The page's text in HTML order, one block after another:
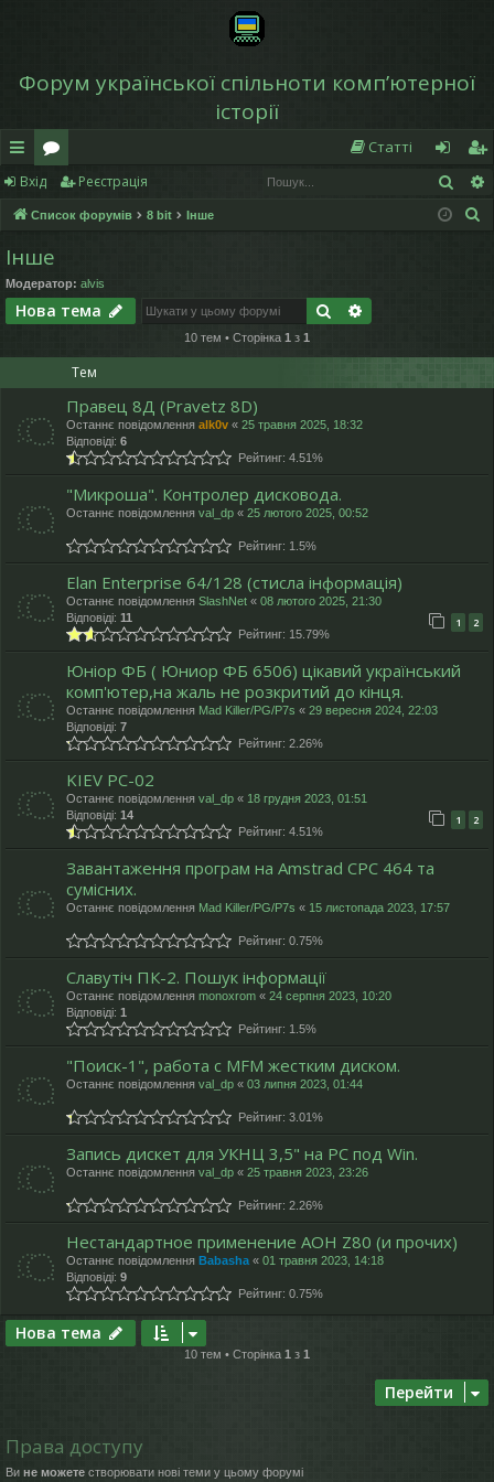
Форум української спільноти компʼютерної
історії
в
и
дк
и
й
ту
п
о
ру
м
и
Статті
хі
д
еє
ст
Вхід Реєстрація
Список форумів 8 bit Інше
Інше
Модератор: alvis
Нова тема Пошук
10 тем • Сторінка 1 з 1
Тем
Правец 8Д (Pravetz 8D)
Останнє повідомлення alk0v « 25 травня 2025, 18:32
Відповіді: 6
Рейтинг: 4.51%
"Микроша". Контролер дисковода.
Останнє повідомлення val_dp « 25 лютого 2025, 00:52
Рейтинг: 1.5%
Elan Enterprise 64/128 (стисла інформація)
Останнє повідомлення SlashNet « 08 лютого 2025, 21:30
Відповіді: 11 1 2
Рейтинг: 15.79%
Юніор ФБ ( Юниор ФБ 6506) цікавий український
комп'ютер,на жаль не розкритий до кінця.
Останнє повідомлення Mad Killer/PG/P7s « 29 вересня 2024, 22:03
Відповіді: 7
Рейтинг: 2.26%
KIEV PC-02
Останнє повідомлення val_dp « 18 грудня 2023, 01:51
Відповіді: 14 1 2
Рейтинг: 4.51%
Завантаження програм на Amstrad CPC 464 та
сумісних.
Останнє повідомлення Mad Killer/PG/P7s « 15 листопада 2023, 17:57
Рейтинг: 0.75%
Славутіч ПК-2. Пошук інформації
Останнє повідомлення monoxrom « 24 серпня 2023, 10:20
Відповіді: 1
Рейтинг: 1.5%
"Поиск-1", работа с MFM жестким диском.
Останнє повідомлення val_dp « 03 липня 2023, 01:44
Рейтинг: 3.01%
Запись дискет для УКНЦ 3,5" на PC под Win.
Останнє повідомлення val_dp « 25 травня 2023, 23:26
Рейтинг: 2.26%
Нестандартное применение АОН Z80 (и прочих)
Останнє повідомлення Babasha « 01 травня 2023, 14:18
Відповіді: 9
Рейтинг: 0.75%
Нова тема
10 тем • Сторінка 1 з 1
Перейти
Права доступу
Ви не можете створювати нові теми у цьому форумі